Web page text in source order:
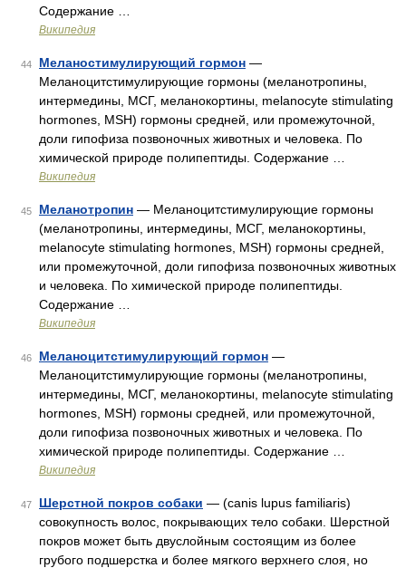
Содержание …
Википедия
44 Меланостимулирующий гормон —
Меланоцитстимулирующие гормоны (меланотропины,
интермедины, МСГ, меланокортины, melanocyte stimulating
hormones, MSH) гормоны средней, или промежуточной,
доли гипофиза позвоночных животных и человека. По
химической природе полипептиды. Содержание …
Википедия
45 Меланотропин — Меланоцитстимулирующие гормоны
(меланотропины, интермедины, МСГ, меланокортины,
melanocyte stimulating hormones, MSH) гормоны средней,
или промежуточной, доли гипофиза позвоночных животных
и человека. По химической природе полипептиды.
Содержание …
Википедия
46 Меланоцитстимулирующий гормон —
Меланоцитстимулирующие гормоны (меланотропины,
интермедины, МСГ, меланокортины, melanocyte stimulating
hormones, MSH) гормоны средней, или промежуточной,
доли гипофиза позвоночных животных и человека. По
химической природе полипептиды. Содержание …
Википедия
47 Шерстной покров собаки — (canis lupus familiaris)
совокупность волос, покрывающих тело собаки. Шерстной
покров может быть двуслойным состоящим из более
грубого подшерстка и более мягкого верхнего слоя, но